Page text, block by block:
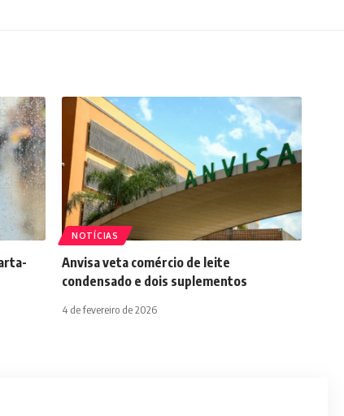
NOTÍCIAS
Anvisa veta comércio de leite
condensado e dois suplementos
4 de fevereiro de 2026